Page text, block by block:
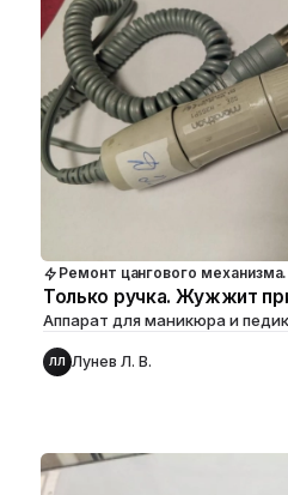
Ремонт цангового механизма.
Только ручка. Жужжит
Аппарат для маникюра и
ЛЛ Лунев Л. В.